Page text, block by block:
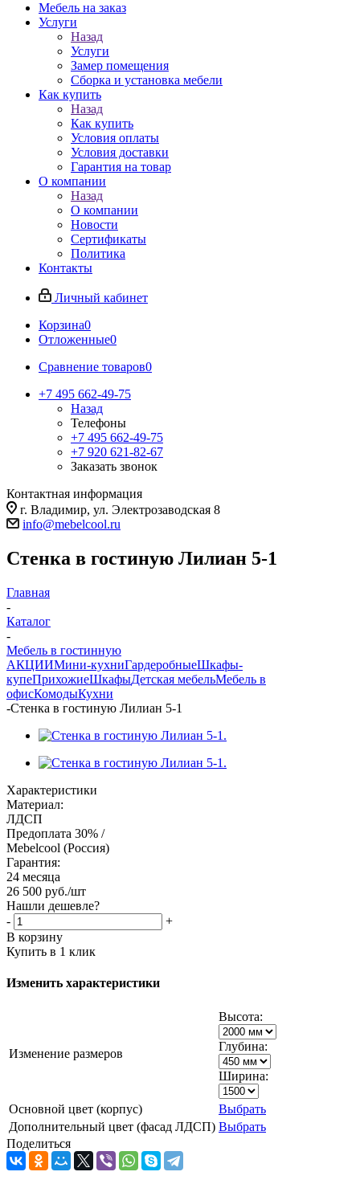
Мебель на заказ
Услуги
Назад
Услуги
Замер помещения
Сборка и установка мебели
Как купить
Назад
Как купить
Условия оплаты
Условия доставки
Гарантия на товар
О компании
Назад
О компании
Новости
Сертификаты
Политика
Контакты
Личный кабинет
Корзина0
Отложенные0
Сравнение товаров0
+7 495 662-49-75
Назад
Телефоны
+7 495 662-49-75
+7 920 621-82-67
Заказать звонок
Контактная информация
г. Владимир, ул. Электрозаводская 8
info@mebelcool.ru
Стенка в гостиную Лилиан 5-1
Главная
-
Каталог
-
Мебель в гостинную
АКЦИИМини-кухниГардеробныеШкафы-
купеПрихожиеШкафыДетская мебельМебель в
офисКомодыКухни
-Стенка в гостиную Лилиан 5-1
Характеристики
Материал:
ЛДСП
Предоплата 30% /
Mebelcool (Россия)
Гарантия:
24 месяца
26 500 руб./шт
Нашли дешевле?
-
+
В корзину
Купить в 1 клик
Изменить характеристики
Изменение размеров
Высота:
Глубина:
Ширина:
Основной цвет (корпус)
Выбрать
Дополнительный цвет (фасад ЛДСП) Выбрать
Поделиться